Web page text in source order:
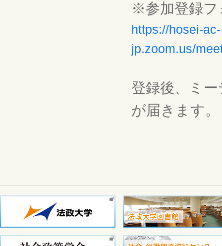
※参加登録フ
https://hosei-ac-
jp.zoom.us/
登録後、ミ
が届きます。